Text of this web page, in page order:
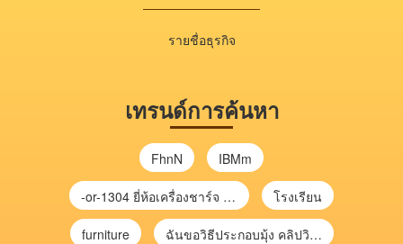
รายชื่อธุรกิจ
เทรนด์การค้นหา
FhnN IBMm
-or-1304 ยี่ห้อเครื่องชาร์จ chargecore โรงเรียน
furniture ฉันขอวิธีประกอบมุ้ง คลิปวิดีโอ การประกอบมุ้ง